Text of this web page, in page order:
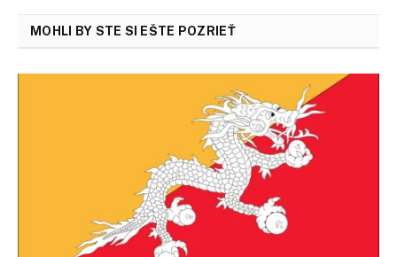
MOHLI BY STE SI EŠTE POZRIEŤ